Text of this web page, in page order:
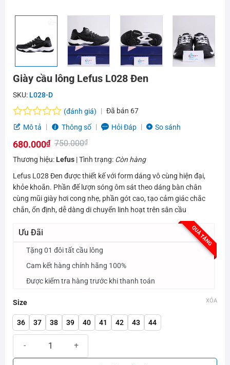
Giày cầu lông Lefus L028 Đen
SKU: L028-D
Được
hạng
0.0
5
sao
(đánh giá) Đã bán 67
Mô tả
Thông số Hỏi Đáp So sánh
750.000₫
Giá
là:
750.000₫.
680.000₫
Giá
tại
là:
680.000₫.
Thương hiệu: Lefus| Tình trạng: Còn hàng
Lefus L028 Đen được thiết kế với form dáng vô cùng hiện đại,
khỏe khoắn. Phần đế lượn sóng ôm sát theo dáng bàn chân
cùng mũi giày hơi cong nhẹ, phần gót cao, tạo cảm giác chắc
chắn, ổn định, dễ dàng di chuyển linh hoạt trên sân cầu
QUÀ TẶNG
Ưu Đãi
Tặng 01 đôi tất cầu lông
Cam kết hàng chính hãng 100%
Được kiểm tra hàng trước khi thanh toán
Size
36 37 38 39 40 41 42 43 44
XÓA